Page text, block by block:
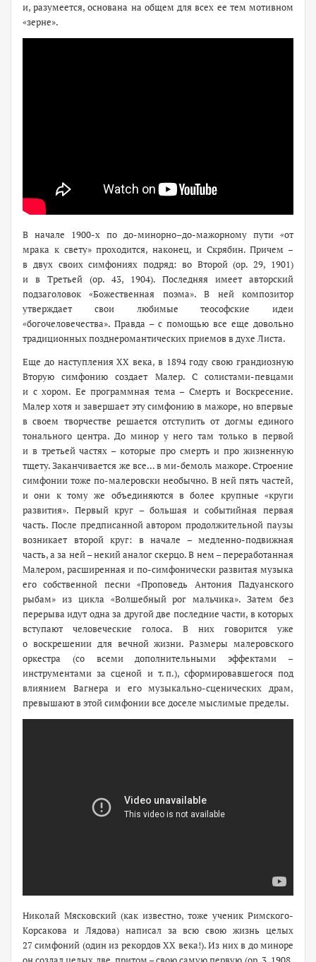
и, разумеется, основана на общем для всех ее тем мотивном
«зерне».
В начале 1900-х по до-минорно–до-мажорному пути «от
мрака к свету» проходится, наконец, и Скрябин. Причем –
в двух своих симфониях подряд: во Второй (ор. 29, 1901)
и в Третьей (ор. 43, 1904). Последняя имеет авторский
подзаголовок «Божественная поэма». В ней композитор
утверждает свои любимые теософские идеи
«богочеловечества». Правда – с помощью все еще довольно
традиционных позднеромантических приемов в духе Листа.
Еще до наступления ХХ века, в 1894 году свою грандиозную
Вторую симфонию создает Малер. С солистами-певцами
и с хором. Ее программная тема – Смерть и Воскресение.
Малер хотя и завершает эту симфонию в мажоре, но впервые
в своем творчестве решается отступить от догмы единого
тонального центра. До минор у него там только в первой
и в третьей частях – которые про смерть и про жизненную
тщету. Заканчивается же все… в ми-бемоль мажоре. Строение
симфонии тоже по-малеровски необычно. В ней пять частей,
и они к тому же объединяются в более крупные «круги
развития». Первый круг – большая и событийная первая
часть. После предписанной автором продолжительной паузы
возникает второй круг: в начале – медленно-подвижная
часть, а за ней – некий аналог скерцо. В нем – переработанная
Малером, расширенная и по-симфонически развитая музыка
его собственной песни «Проповедь Антония Падуанского
рыбам» из цикла «Волшебный рог мальчика». Затем без
перерыва идут одна за другой две последние части, в которых
вступают человеческие голоса. В них говорится уже
о воскрешении для вечной жизни. Размеры малеровского
оркестра (со всеми дополнительными эффектами –
инструментами за сценой и т. п.), сформировавшегося под
влиянием Вагнера и его музыкально-сценических драм,
превышают в этой симфонии все доселе мыслимые пределы.
Николай Мясковский (как известно, тоже ученик Римского-
Корсакова и Лядова) написал за всю свою жизнь целых
27 симфоний (один из рекордов ХХ века!). Из них в до миноре